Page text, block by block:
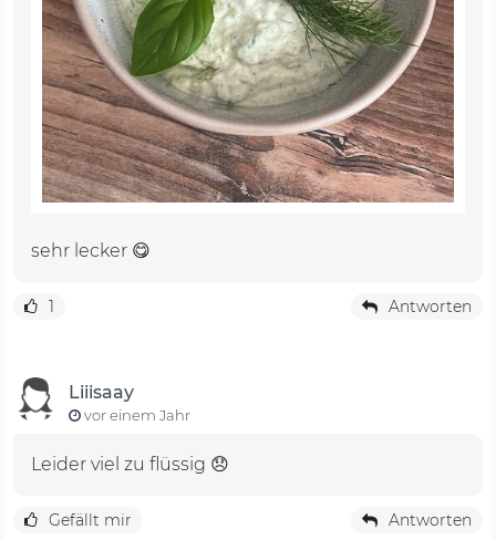
sehr lecker 😋
1 Antworten
Liiisaay
vor einem Jahr
Leider viel zu flüssig 😞
Gefällt mir Antworten